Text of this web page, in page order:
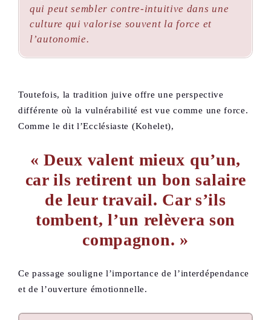
qui peut sembler contre-intuitive dans une
culture qui valorise souvent la force et
l’autonomie.
Toutefois, la tradition juive offre une perspective
différente où la vulnérabilité est vue comme une force.
Comme le dit l’Ecclésiaste (Kohelet),
« Deux valent mieux qu’un,
car ils retirent un bon salaire
de leur travail. Car s’ils
tombent, l’un relèvera son
compagnon. »
Ce passage souligne l’importance de l’interdépendance
et de l’ouverture émotionnelle.